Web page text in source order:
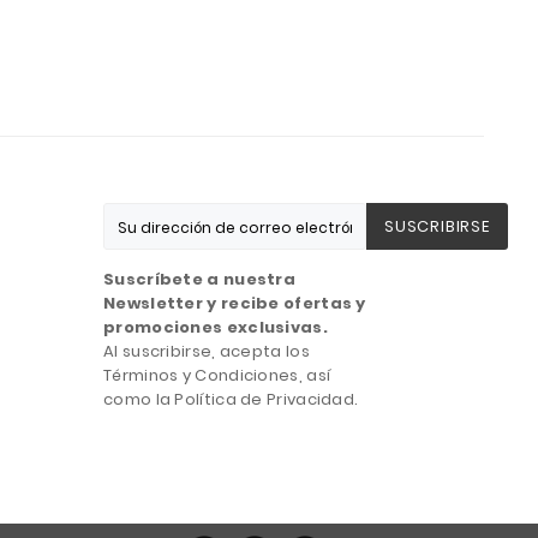
SUSCRIBIRSE
Suscríbete a nuestra
Newsletter y recibe ofertas y
promociones exclusivas.
Al suscribirse, acepta los
Términos y Condiciones, así
como la Política de Privacidad.